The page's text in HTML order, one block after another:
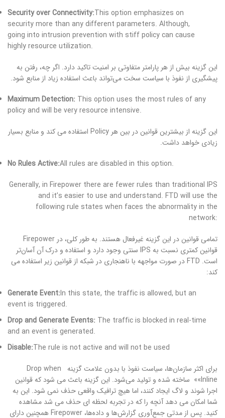
Security over Connectivity:This option emphasizes on
security more than any different parameters. Although,
going into intrusion prevention with stiff policy can cause
highly resource utilization.
این گزینه بیش از هر پارامتر متفاوتی بر امنیت تاکید دارد. اگر چه، رفتن به
پیشگیری از نفوذ با سیاست سخت می‌تواند باعث استفاده زیاد از منابع شود.
Maximum Detection: This option uses the most rules of any
policy and will be very resource intensive.
این گزینه از بیشترین قوانین در بین هر Policy استفاده می کند و منابع بسیار
زیادی خواهد داشت.
No Rules Active:All rules are disabled in this option.
Generally, in Firepower there are fewer rules than traditional IPS
and it’s easier to use and understand. FTD will use the
following rule states when faces the abnormality in the
network:
تمامی قوانین در این گزینه غیرفعال هستند. به طور کلی، در Firepower
قوانین کمتری نسبت به IPS سنتی وجود دارد و استفاده و درک آن آسان‌تر
است. FTD در صورت مواجهه با ناهنجاری در شبکه از قوانین زیر استفاده می
کند:
Generate Event:In this state, the traffic is allowed, but an
event is triggered.
Drop and Generate Events: The traffic is blocked in real-time
and an event is generated.
Disable:The rule is not active and will not be used
برای اکثر سازمان‌ها، سیاست نفوذ با بدون علامت گزینه Drop when
Inline»» ساخته شده و تولید می‌شود. این گزینه باعث می شود که قوانین
اجرا شوند و لاگ ایجاد کنند، اما هیچ ترافیک واقعی حذف نمی شود. این به
شما امکان می دهد آنچه را که در تجربه لحظه ای حذف می شد مشاهده
کنید. پس از مدتی جمع‌آوری گزارش‌ها و داده‌ها، Firepower همچنین دارای